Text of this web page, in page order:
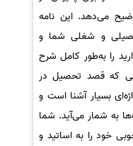
می‌دهد. این نامه
و شغلی شما و
را به‌طور کامل شرح
که قصد تحصیل در
بسیار آشنا است و
به شمار می‌آید. شما
خود را به اساتید و